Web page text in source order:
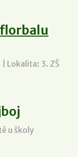
| Lokalita: 3. ZŠ
u školy